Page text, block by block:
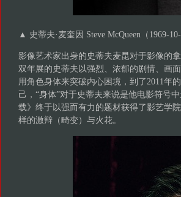
▲ 史蒂夫·麦奎因 Steve McQueen（1969-
影像艺术家出身的史蒂夫麦昆对于影像的
双年展的史蒂夫以强烈、浓郁的剧情、画
用角色身体来突破内心困境，到了2011年
己，“身体”对于史蒂夫来说是他电影符号
载》终于以强而有力的题材获得了影艺学
样的激辩（畸变）与火花。